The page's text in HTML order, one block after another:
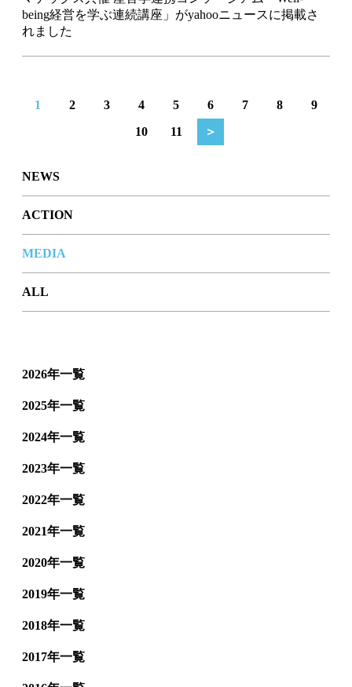
being経営を学ぶ連続講座」がyahooニュースに掲載さ
れました
1 2 3 4 5 6 7 8
9
10
11 ＞
NEWS
ACTION
MEDIA
ALL
2026年一覧
2025年一覧
2024年一覧
2023年一覧
2022年一覧
2021年一覧
2020年一覧
2019年一覧
2018年一覧
2017年一覧